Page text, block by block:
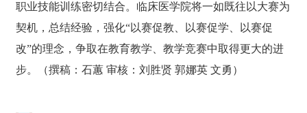
职业技能训练密切结合。临床医学院将一如既往以大赛为
契机，总结经验，强化“以赛促教、以赛促学、以赛促
改”的理念，争取在教育教学、教学竞赛中取得更大的进
步。
（撰稿：石蕙审核：刘胜贤 郭娜英 文勇 ）